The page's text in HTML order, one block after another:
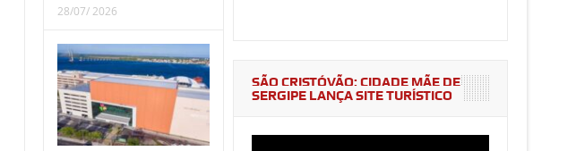
28/07/ 2026
SÃO CRISTÓVÃO: CIDADE MÃE DE
SERGIPE LANÇA SITE TURÍSTICO